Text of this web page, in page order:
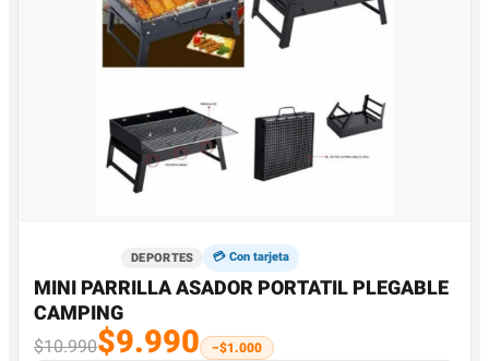
DEPORTES 💳 Con tarjeta
MINI PARRILLA ASADOR PORTATIL PLEGABLE
CAMPING
$10.990$9.990 −$1.000